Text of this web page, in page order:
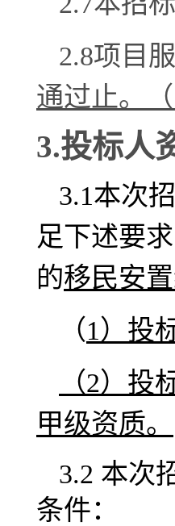
2.8项目
通过止。
（
3.投标人
3.1本次
足下述要
的移民安
（1）投
（2）
甲级资质。
3.2 本次
条件：